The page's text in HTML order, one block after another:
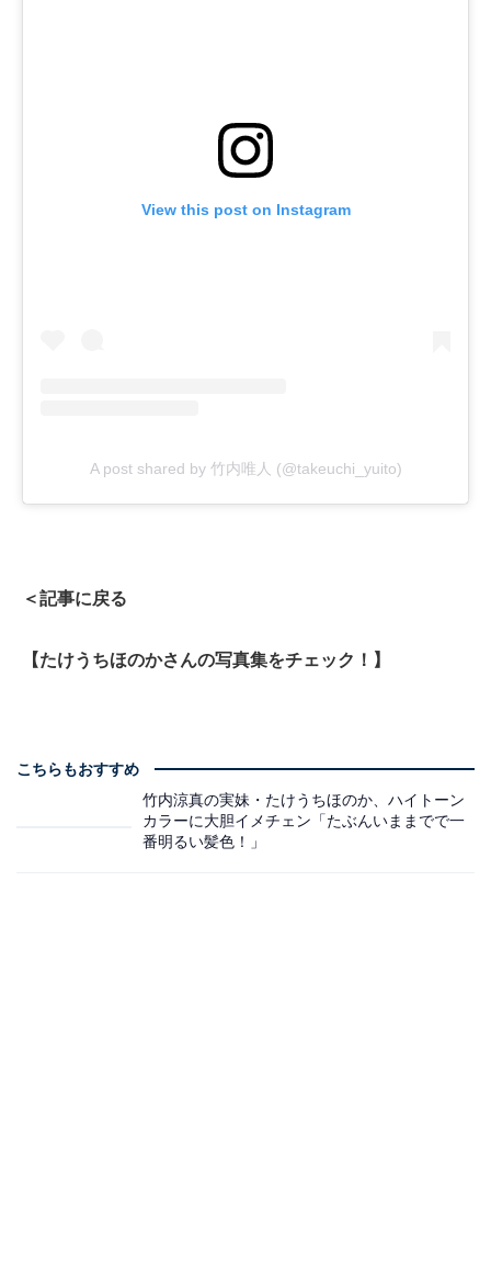
View this post on Instagram
A post shared by 竹内唯人 (@takeuchi_yuito)
＜記事に戻る
【たけうちほのかさんの写真集をチェック！】
こちらもおすすめ
竹内涼真の実妹・たけうちほのか、ハイトーン
カラーに大胆イメチェン「たぶんいままでで一
番明るい髪色！」